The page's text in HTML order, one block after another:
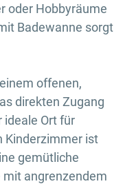
oder Hobbyräume
Badewanne sorgt
offenen,
direkten Zugang
ideale Ort für
Kinderzimmer ist
gemütliche
mit angrenzendem